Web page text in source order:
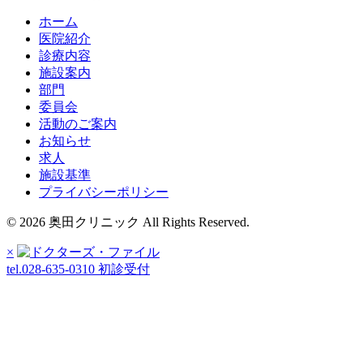
ホーム
医院紹介
診療内容
施設案内
部門
委員会
活動のご案内
お知らせ
求人
施設基準
プライバシーポリシー
© 2026 奥田クリニック All Rights Reserved.
×
tel.028-635-0310 初診受付